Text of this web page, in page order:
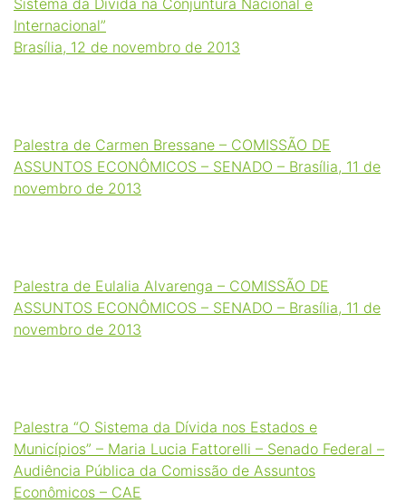
Internacional”
Brasília, 12 de novembro de 2013
Palestra de Carmen Bressane – COMISSÃO DE
ASSUNTOS ECONÔMICOS – SENADO – Brasília, 11 de
novembro de 2013
Palestra de Eulalia Alvarenga – COMISSÃO DE
ASSUNTOS ECONÔMICOS – SENADO – Brasília, 11 de
novembro de 2013
Palestra “O Sistema da Dívida nos Estados e
Municípios” – Maria Lucia Fattorelli – Senado Federal –
Audiência Pública da Comissão de Assuntos
Econômicos – CAE